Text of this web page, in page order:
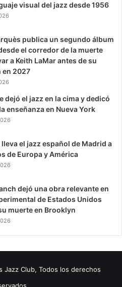
visual del jazz desde 1956
publica un segundo álbum
el corredor de la muerte
a Keith LaMar antes de su
en 2027
dejó el jazz en la cima y dedicó
enseñanza en Nueva York
lleva el jazz español de Madrid a
de Europa y América
dejó una obra relevante en
de Estados Unidos
muerte en Brooklyn
Jazz Club, Todos los derechos